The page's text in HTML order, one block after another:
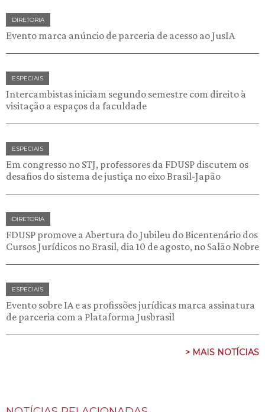
DIRETORIA
Evento marca anúncio de parceria de acesso ao JusIA
ESPECIAIS
Intercambistas iniciam segundo semestre com direito à
visitação a espaços da faculdade
ESPECIAIS
Em congresso no STJ, professores da FDUSP discutem os
desafios do sistema de justiça no eixo Brasil-Japão
DIRETORIA
FDUSP promove a Abertura do Jubileu do Bicentenário dos
Cursos Jurídicos no Brasil, dia 10 de agosto, no Salão Nobre
ESPECIAIS
Evento sobre IA e as profissões jurídicas marca assinatura
de parceria com a Plataforma Jusbrasil
> MAIS NOTÍCIAS